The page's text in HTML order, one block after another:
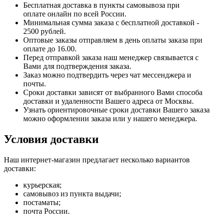
Бесплатная доставка в пункты самовывоза при
оплате онлайн по всей России.
Минимальная сумма заказа с бесплатной доставкой -
2500 рублей.
Оптовые заказы отправляем в день оплаты заказа при
оплате до 16.00.
Перед отправкой заказа наш менеджер связывается с
Вами для подтверждения заказа.
Заказ можно подтвердить через чат мессенджера и
почты.
Сроки доставки зависят от выбранного Вами способа
доставки и удаленности Вашего адреса от Москвы.
Узнать ориентировочные сроки доставки Вашего заказа
можно оформлении заказа или у нашего менеджера.
Условия доставки
Наш интернет-магазин предлагает несколько вариантов
доставки:
курьерская;
самовывоз из пункта выдачи;
постаматы;
почта России.